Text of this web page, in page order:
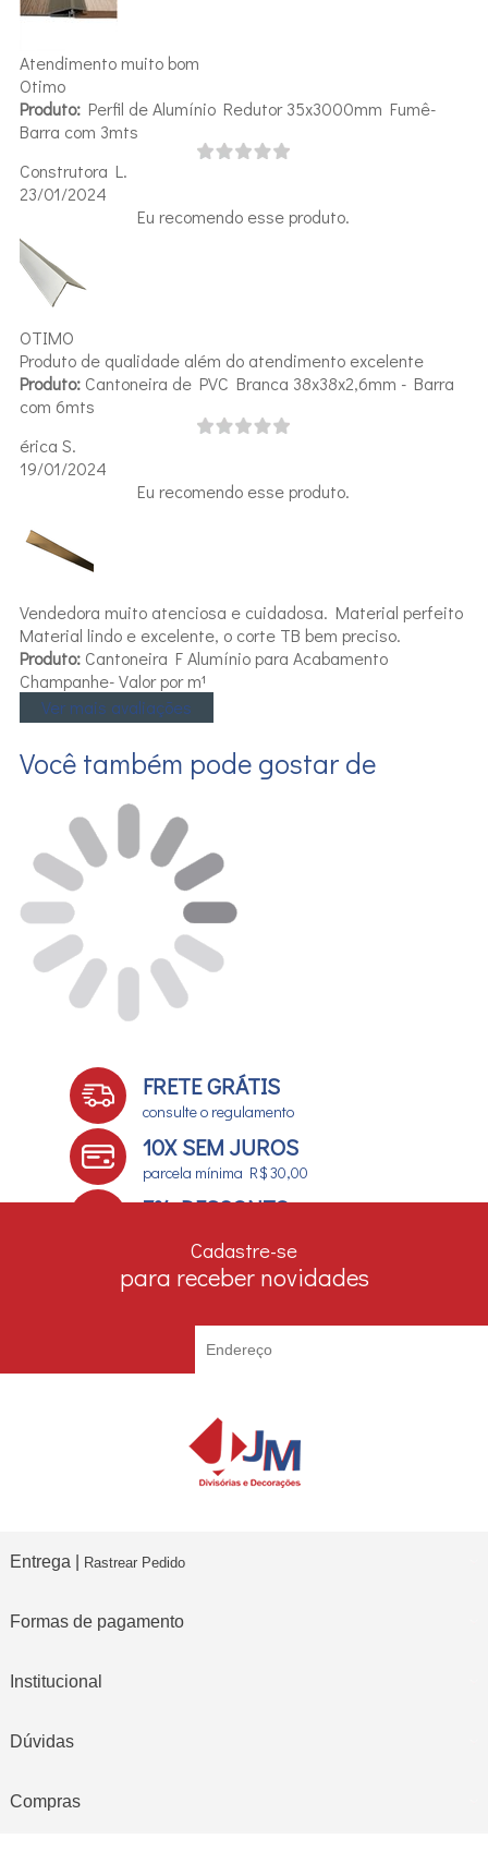
Atendimento muito bom
Otimo
Produto:Perfil de Alumínio Redutor 35x3000mm Fumê-
Barra com 3mts
Construtora L.
23/01/2024
Eu recomendo esse produto.
OTIMO
Produto de qualidade além do atendimento excelente
Produto:Cantoneira de PVC Branca 38x38x2,6mm - Barra
com 6mts
érica S.
19/01/2024
Eu recomendo esse produto.
Vendedora muito atenciosa e cuidadosa. Material perfeito
Material lindo e excelente, o corte TB bem preciso.
Produto:Cantoneira F Alumínio para Acabamento
Champanhe- Valor por m¹
Ver mais avaliações
Você também pode gostar de
FRETE GRÁTIS
consulte o regulamento
10X SEM JUROS
parcela mínima R$ 30,00
7% DESCONTO
Cadastre-se
para receber novidades
Entrega | Rastrear Pedido
Formas de pagamento
Institucional
Dúvidas
Compras